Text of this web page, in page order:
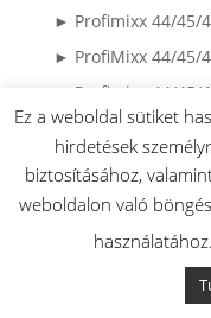
► Profimixx 44/45/
► ProfiMixx 44/45/
► Profimixx 44/45/
► Profimixx4..../
feltétek kiegészítők
► Robotporszívó
► Sütőtepsik és
► Szárítógép
Ez a weboldal sütiket
hirdetések
biztosításához,
weboldalon való
használatához.